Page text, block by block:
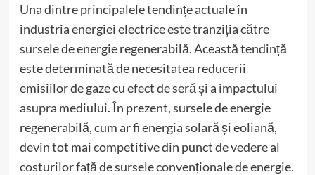
Una dintre principalele tendințe actuale în
industria energiei electrice este tranziția către
sursele de energie regenerabilă. Această tendință
este determinată de necesitatea reducerii
emisiilor de gaze cu efect de seră și a impactului
asupra mediului. În prezent, sursele de energie
regenerabilă, cum ar fi energia solară și eoliană,
devin tot mai competitive din punct de vedere al
costurilor față de sursele convenționale de energie.